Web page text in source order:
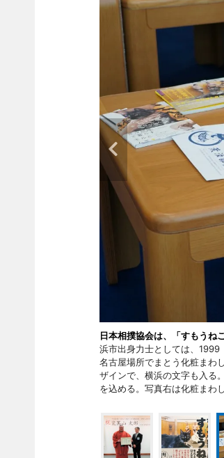
日本相撲協会は、「すもうね
浜市出身力士としては、1999
名古屋場所でまとう化粧まわ
ザインで、横浜の文字も入る
を込める。写真右は化粧まわ